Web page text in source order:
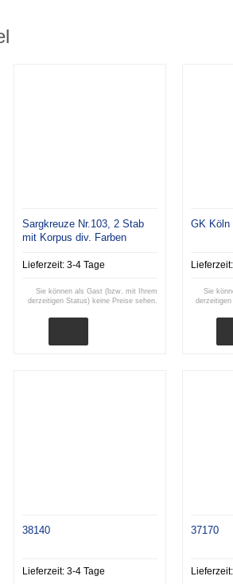
Sargkreuze Nr.103, 2 Stab
mit Korpus div. Farben
Lieferzeit: 3-4 Tage
Sie können als Gast (bzw. mit Ihrem
derzeitigen Status) keine Preise sehen.
GK Köln
Lieferzeit:
Sie
38140
Lieferzeit: 3-4 Tage
37170
Lieferzeit: